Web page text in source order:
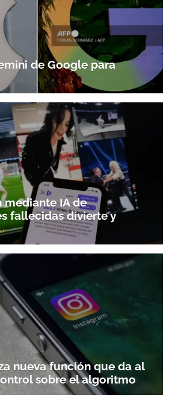
de Google para
mediante IA de
fallecidas divierte y
nueva función que da al
sobre el algoritmo